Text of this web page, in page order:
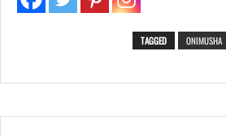
TAGGED ONIMUSHA